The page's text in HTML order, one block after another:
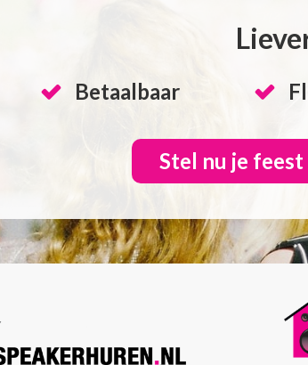
Betaalbaar
Stel nu je feest